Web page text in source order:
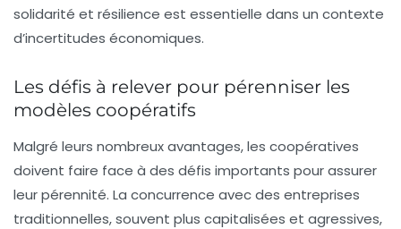
solidarité et résilience est essentielle dans un contexte
d’incertitudes économiques.
Les défis à relever pour pérenniser les
modèles coopératifs
Malgré leurs nombreux avantages, les coopératives
doivent faire face à des défis importants pour assurer
leur pérennité. La concurrence avec des entreprises
traditionnelles, souvent plus capitalisées et agressives,